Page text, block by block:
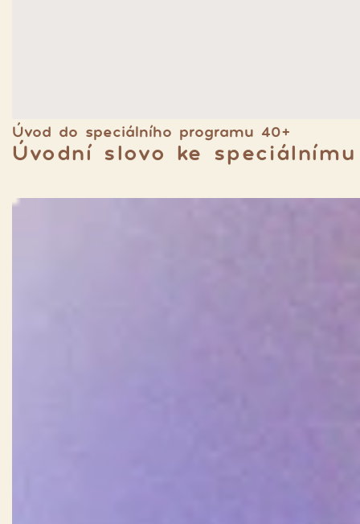
Úvod do speciálního programu 40+
Úvodní slovo ke